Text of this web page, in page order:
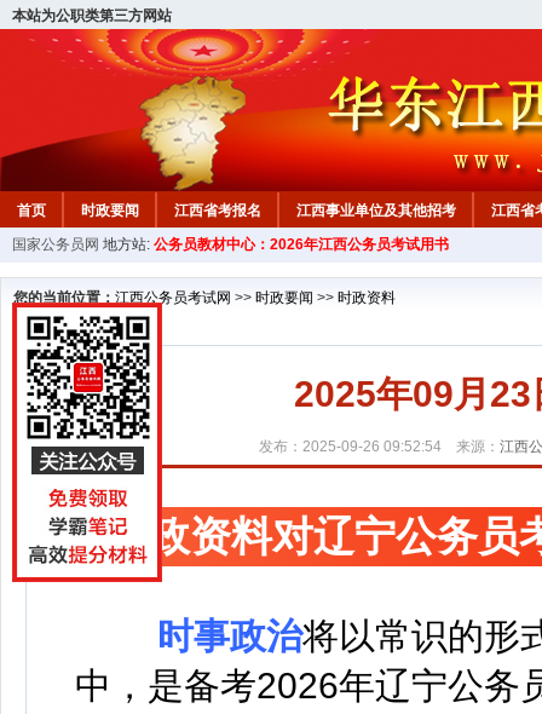
本站为公职类第三方网站
首页 时政要闻 江西省考报名 江西事业单位及其他招考 江西省
教材中心
国家公务员网 地方站: 公务员教材中心：2026年江西公务员考试用书
您的当前位置： 江西公务员考试网 >> 时政要闻 >> 时政资料
2025年09月
发布：2025-09-26 09:52:54 来源： 江西
时政资料对辽宁公务员
时事政治将以常识的形
中，是备考2026年辽宁公务